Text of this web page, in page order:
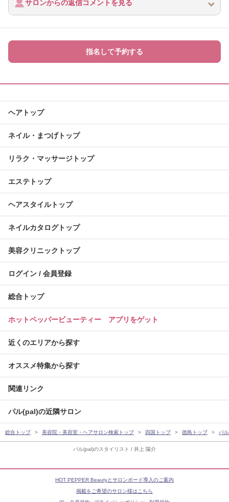
パル(pal)のスタイリスト / 井上 陽介
サロンからの返信コメントを見る
指名して予約する
ヘアトップ
ネイル・まつげトップ
リラク・マッサージトップ
エステトップ
ヘアスタイルトップ
ネイルカタログトップ
美容クリニックトップ
ログイン / 会員登録
総合トップ
ホットペッパービューティー アプリをゲット
近くのエリアから探す
オススメ特集から探す
関連リンク
パル(pal)の近隣サロン
総合トップ 美容院・美容室・ヘアサロン検索トップ 四国トップ 徳島トップ パ
HOT PEPPER Beautyとサロンボード導入のご案内
掲載をご希望のサロン様はこちら